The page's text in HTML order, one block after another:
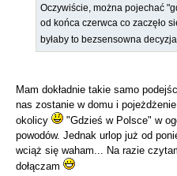
Oczywiście, można pojechać
od końca czerwca co zaczęło
byłaby to bezsensowna decyzja
Mam dokładnie takie samo
nas zostanie w domu i
okolicy
"Gdzieś w Polsce" w
powodów. Jednak urlop już od
wciąż się waham... Na razie
dołączam